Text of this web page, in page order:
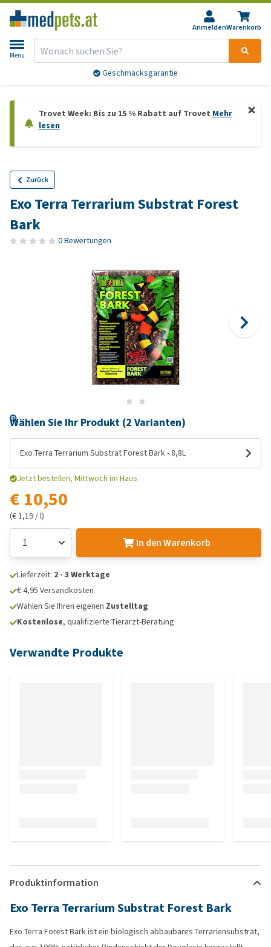
AnmeldenWarenkorb
Menu
Geschmacksgarantie
Trovet Week: Bis zu 15 % Rabatt auf Trovet Mehr
lesen
Zurück
Exo Terra Terrarium Substrat Forest
Bark
0 Bewertungen
Wählen Sie Ihr Produkt (2 Varianten)
Exo Terra Terrarium Substrat Forest Bark - 8,8L
Jetzt bestellen, Mittwoch im Haus
€ 10,50
(€ 1,19 / l)
In den Warenkorb
Lieferzeit: 2 - 3 Werktage
€ 4,95 Versandkosten
Wählen Sie Ihren eigenen Zustelltag
Kostenlose, qualifizierte Tierarzt-Beratung
Verwandte Produkte
Produktinformation
Exo Terra Terrarium Substrat Forest Bark
Exo Terra Forest Bark ist ein biologisch abbaubares Terrariensubstrat,